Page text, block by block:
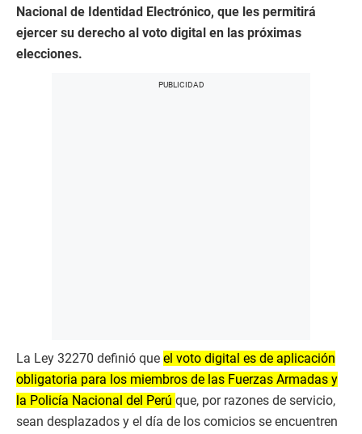
Nacional de Identidad Electrónico, que les permitirá
ejercer su derecho al voto digital en las próximas
elecciones.
La Ley 32270 definió que el voto digital es de aplicación
obligatoria para los miembros de las Fuerzas Armadas y
la Policía Nacional del Perú que, por razones de servicio,
sean desplazados y el día de los comicios se encuentren